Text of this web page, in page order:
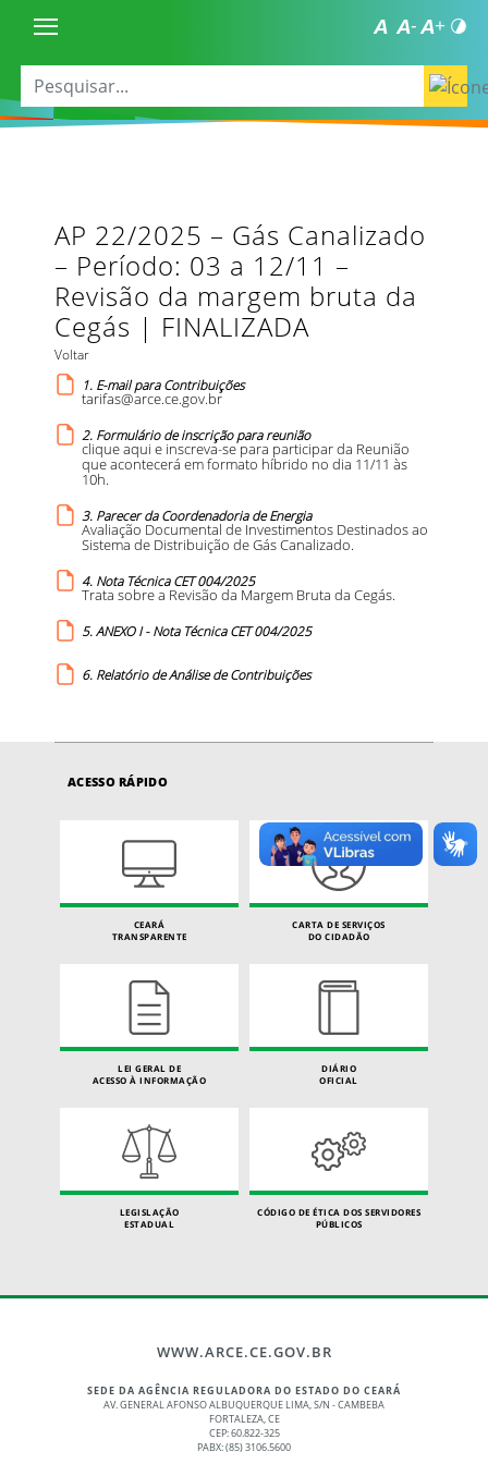
AP 22/2025 – Gás Canalizado
– Período: 03 a 12/11 –
Revisão da margem bruta da
Cegás | FINALIZADA
Voltar
1. E-mail para Contribuições
tarifas@arce.ce.gov.br
2. Formulário de inscrição para reunião
clique aqui e inscreva-se para participar da Reunião
que acontecerá em formato híbrido no dia 11/11 às
10h.
3. Parecer da Coordenadoria de Energia
Avaliação Documental de Investimentos Destinados ao
Sistema de Distribuição de Gás Canalizado.
4. Nota Técnica CET 004/2025
Trata sobre a Revisão da Margem Bruta da Cegás.
5. ANEXO I - Nota Técnica CET 004/2025
6. Relatório de Análise de Contribuições
ACESSO RÁPIDO
CEARÁ
TRANSPARENTE
CARTA DE SERVIÇOS
DO CIDADÃO
LEI GERAL DE
ACESSO À INFORMAÇÃO
DIÁRIO
OFICIAL
LEGISLAÇÃO
ESTADUAL
CÓDIGO DE ÉTICA DOS SERVIDORES
PÚBLICOS
WWW.ARCE.CE.GOV.BR
SEDE DA AGÊNCIA REGULADORA DO ESTADO DO CEARÁ
AV. GENERAL AFONSO ALBUQUERQUE LIMA, S/N - CAMBEBA
FORTALEZA, CE
CEP: 60.822-325
PABX: (85) 3106.5600